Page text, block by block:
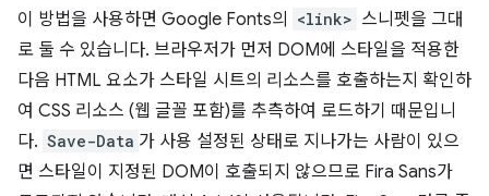
이 방법을 사용하면 Google Fonts의 <link> 스니펫을 그대
로 둘 수 있습니다. 브라우저가 먼저 DOM에 스타일을 적용한
다음 HTML 요소가 스타일 시트의 리소스를 호출하는지 확인하
여 CSS 리소스 (웹 글꼴 포함)를 추측하여 로드하기 때문입니
다. Save-Data 가 사용 설정된 상태로 지나가는 사람이 있으
면 스타일이 지정된 DOM이 호출되지 않으므로 Fira Sans가